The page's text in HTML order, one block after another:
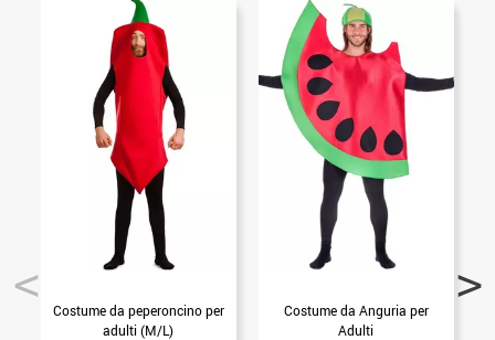
Costume da peperoncino per
adulti (M/L)
Costume da Anguria per
Adulti